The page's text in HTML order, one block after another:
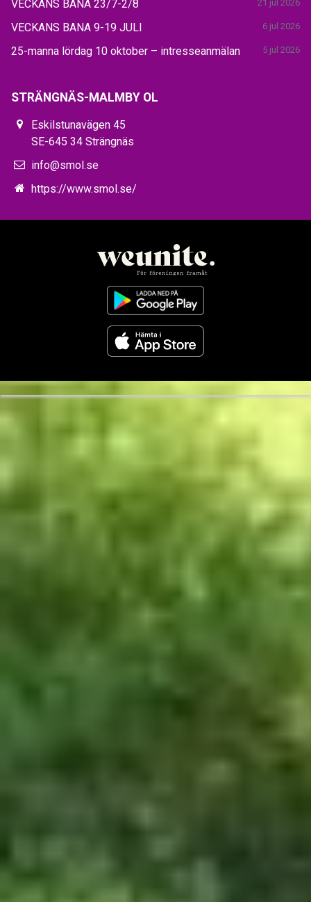
VECKANS BANA 23/7-2/8 21 jul 2026
VECKANS BANA 9-19 JULI 6 jul 2026
25-manna lördag 10 oktober – intresseanmälan 5 jul 2026
STRÄNGNÄS-MALMBY OL
Eskilstunavägen 45
SE-645 34 Strängnäs
info@smol.se
https://www.smol.se/